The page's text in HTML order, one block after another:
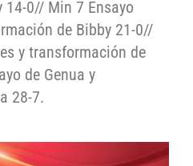
0// Min 7 Ensayo
de Bibby 21-0//
y transformación de
de Genua y
28-7.